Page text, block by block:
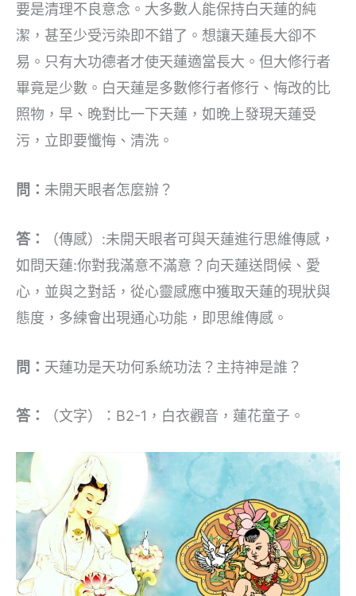
要是清理不良意念。大多數人能保持白天蓮的純
潔，甚至少受污染即不錯了。想讓天蓮長大卻不
易。只有大功德者才使天蓮適當長大。但大修行者
畢竟是少數。白天蓮是多數修行者修行、悔改的比
照物，早、晚對比一下天蓮，如晚上發現天蓮受
污，立即要懺悔、清洗。
問： 未開天眼者怎麼辦？
答：
（傳感）:未開天眼者可與天蓮進行思維傳感，
如問天蓮:你對我滿意不滿意？向天蓮送問候、愛
心，並與之對話，從心靈感應中獲取天蓮的現狀與
態度，多練會出現通心功能，即思維傳感。
問： 天蓮功是天功何系統功法？主持神是誰？
答： （文字）：B2-1，白衣觀音，蓮花童子。